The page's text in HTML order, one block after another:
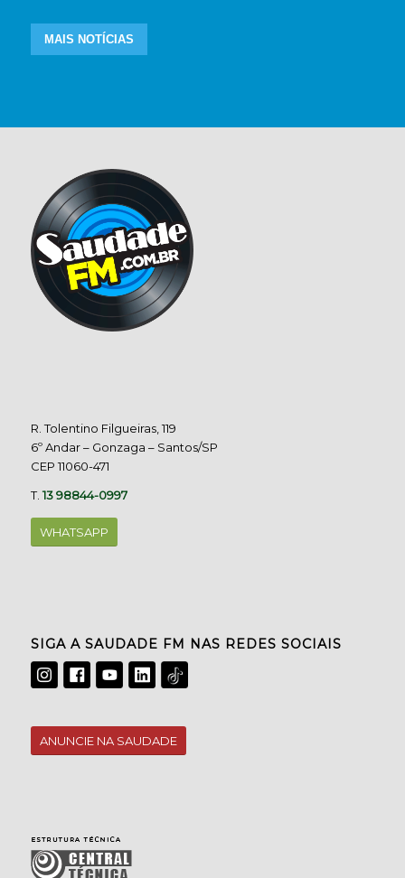
MAIS NOTÍCIAS
R. Tolentino Filgueiras, 119
6º Andar – Gonzaga – Santos/SP
CEP 11060-471
T.13 98844-0997
WHATSAPP
SIGA A SAUDADE FM NAS REDES SOCIAIS
ANUNCIE NA SAUDADE